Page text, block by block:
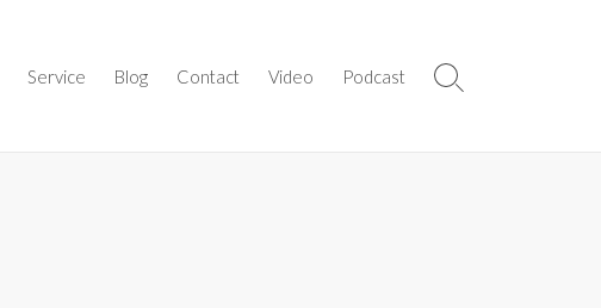
Service Blog Contact Video Podcast
Search